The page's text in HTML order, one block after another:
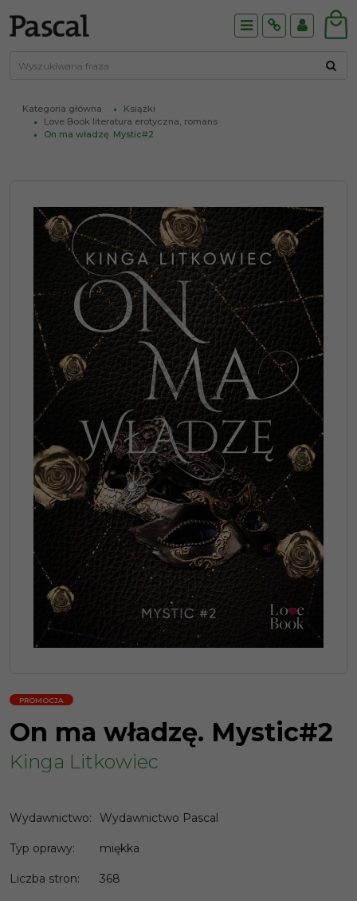
MenuInfoPanel
Kategoria główna
Książki
Love Book literatura erotyczna, romans
On ma władzę. Mystic#2
PROMOCJA
On ma władzę. Mystic#2
Kinga Litkowiec
Wydawnictwo: Wydawnictwo Pascal
Typ oprawy: miękka
Liczba stron: 368